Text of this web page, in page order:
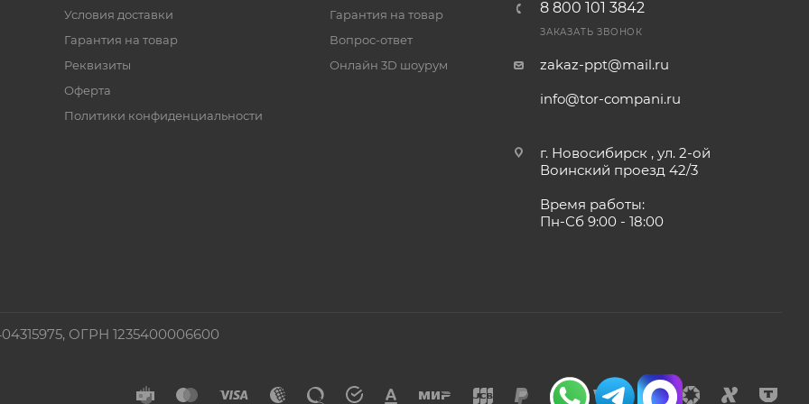
Условия доставки
Гарантия на товар
Реквизиты
Оферта
Политики конфиденциальности
Гарантия на товар
Вопрос-ответ
Онлайн 3D шоурум
8 800 101 3842
ЗАКАЗАТЬ ЗВОНОК
zakaz-ppt@mail.ru
info@tor-compani.ru
г. Новосибирск , ул. 2-ой
Воинский проезд 42/3
Время работы:
Пн-Сб 9:00 - 18:00
ОГРН 1235400006600